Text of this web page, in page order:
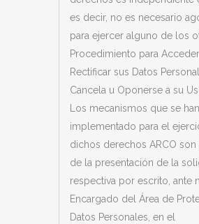
es decir, no es necesario
para ejercer alguno de los
Procedimiento para
Rectificar sus Datos
Cancela u Oponerse a su
Los mecanismos que se han
implementado para el
dichos derechos ARCO son
de la presentación de la
respectiva por escrito, ante
Encargado del Área de
Datos Personales, en el